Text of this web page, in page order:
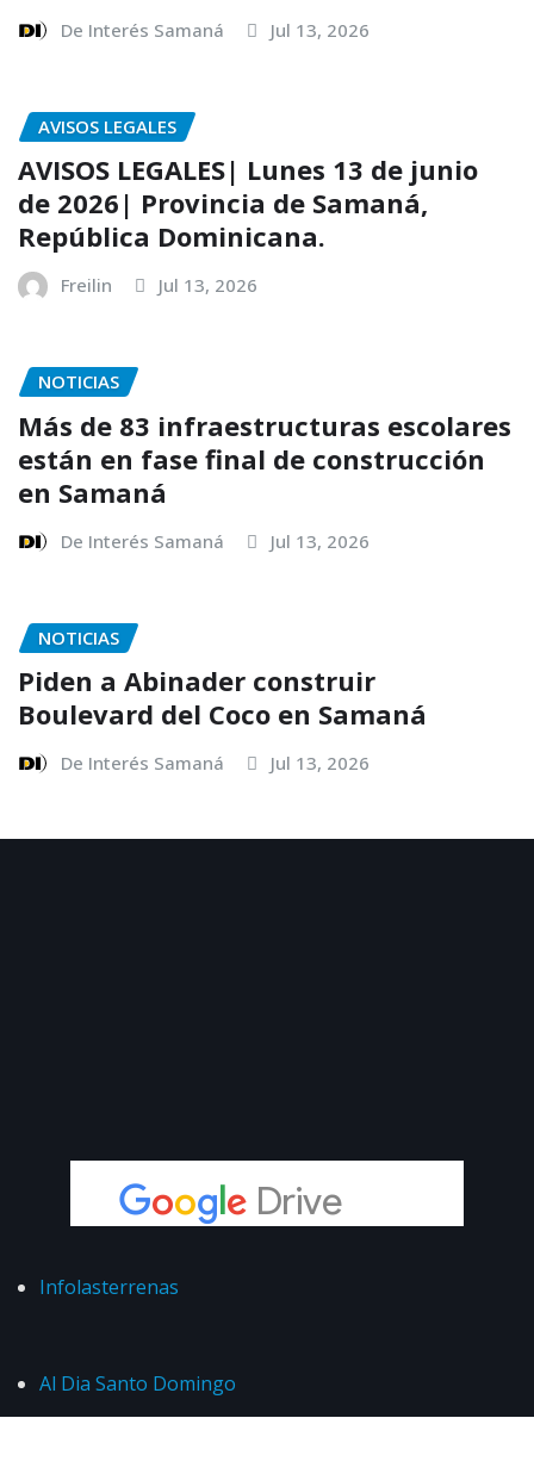
De Interés Samaná Jul 13, 2026
AVISOS LEGALES
AVISOS LEGALES| Lunes 13 de junio
de 2026| Provincia de Samaná,
República Dominicana.
Freilin Jul 13, 2026
NOTICIAS
Más de 83 infraestructuras escolares
están en fase final de construcción
en Samaná
De Interés Samaná Jul 13, 2026
NOTICIAS
Piden a Abinader construir
Boulevard del Coco en Samaná
De Interés Samaná Jul 13, 2026
Infolasterrenas
Al Dia Santo Domingo